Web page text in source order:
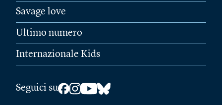
Savage love
Ultimo numero
Internazionale Kids
Seguici su